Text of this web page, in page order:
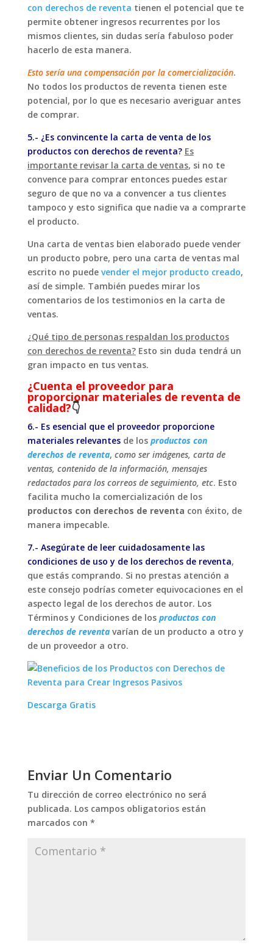
con derechos de reventa tienen el potencial que te
permite obtener ingresos recurrentes por los
mismos clientes, sin dudas sería fabuloso poder
hacerlo de esta manera.
Esto sería una compensación por la comercialización.
No todos los productos de reventa tienen este
potencial, por lo que es necesario averiguar antes
de comprar.
5.- ¿Es convincente la carta de venta de los
productos con derechos de reventa? Es
importante revisar la carta de ventas, si no te
convence para comprar entonces puedes estar
seguro de que no va a convencer a tus clientes
tampoco y esto significa que nadie va a comprarte
el producto.
Una carta de ventas bien elaborado puede vender
un producto pobre, pero una carta de ventas mal
escrito no puede vender el mejor producto creado,
así de simple. También puedes mirar los
comentarios de los testimonios en la carta de
ventas.
¿Qué tipo de personas respaldan los productos
con derechos de reventa?Esto sin duda tendrá un
gran impacto en tus ventas.
¿Cuenta el proveedor para
proporcionar materiales de reventa de
calidad?👇
6.- Es esencial que el proveedor proporcione
materiales relevantesde los productos con
derechos de reventa, como ser imágenes, carta de
ventas, contenido de la información, mensajes
redactados para los correos de seguimiento, etc. Esto
facilita mucho la comercialización de los
productos con derechos de reventa con éxito, de
manera impecable.
7.- Asegúrate de leer cuidadosamente las
condiciones de uso y de los derechos de reventa,
que estás comprando. Si no prestas atención a
este consejo podrías cometer equivocaciones en el
aspecto legal de los derechos de autor. Los
Términos y Condiciones de los productos con
derechos de reventavarían de un producto a otro y
de un proveedor a otro.
Descarga Gratis
Enviar Un Comentario
Tu dirección de correo electrónico no será
publicada. Los campos obligatorios están
marcados con *